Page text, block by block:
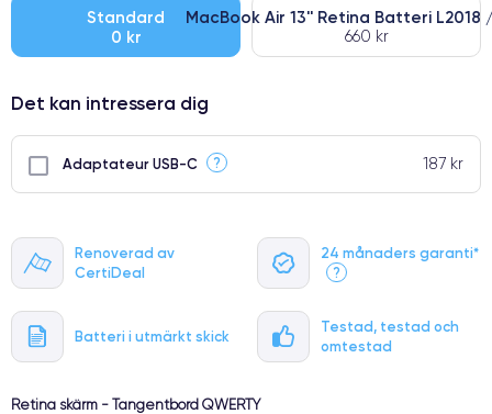
Renoverad av
CertiDeal
24 månaders garanti*
?
Batteri i utmärkt skick
Testad, testad och
omtestad
● Oklanderlig kvalitetsskärm
● Endast 5% av våra telefoner har premiumklassning
Standard
0 kr
MacBook Air 13'' Retina Batteri L2018
660 kr
Det kan intressera dig
Adaptateur USB-C ? 187 kr
Retina skärm - Tangentbord QWERTY